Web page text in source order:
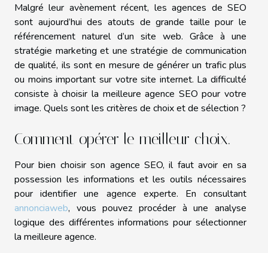
Malgré leur avènement récent, les agences de SEO
sont aujourd’hui des atouts de grande taille pour le
référencement naturel d’un site web. Grâce à une
stratégie marketing et une stratégie de communication
de qualité, ils sont en mesure de générer un trafic plus
ou moins important sur votre site internet. La difficulté
consiste à choisir la meilleure agence SEO pour votre
image. Quels sont les critères de choix et de sélection ?
Comment opérer le meilleur choix.
Pour bien choisir son agence SEO, il faut avoir en sa
possession les informations et les outils nécessaires
pour identifier une agence experte. En consultant
annonciaweb, vous pouvez procéder à une analyse
logique des différentes informations pour sélectionner
la meilleure agence.